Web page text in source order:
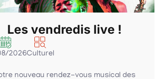
Les vendredis live !
2026Culturel
nouveau rendez-vous musical des